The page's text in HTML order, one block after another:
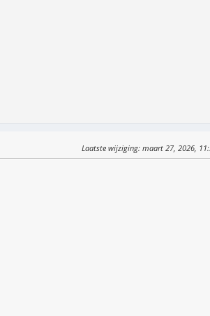
Laatste wijziging: maart 27, 2026,